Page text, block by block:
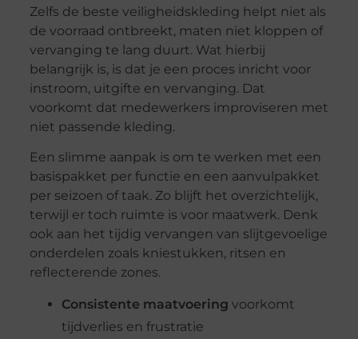
Zelfs de beste veiligheidskleding helpt niet als
de voorraad ontbreekt, maten niet kloppen of
vervanging te lang duurt. Wat hierbij
belangrijk is, is dat je een proces inricht voor
instroom, uitgifte en vervanging. Dat
voorkomt dat medewerkers improviseren met
niet passende kleding.
Een slimme aanpak is om te werken met een
basispakket per functie en een aanvulpakket
per seizoen of taak. Zo blijft het overzichtelijk,
terwijl er toch ruimte is voor maatwerk. Denk
ook aan het tijdig vervangen van slijtgevoelige
onderdelen zoals kniestukken, ritsen en
reflecterende zones.
Consistente maatvoering voorkomt
tijdverlies en frustratie